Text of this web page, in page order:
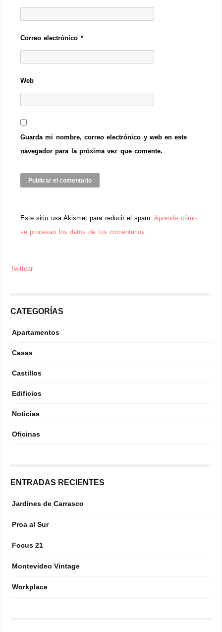
Correo electrónico *
Web
Guarda mi nombre, correo electrónico y web en este
navegador para la próxima vez que comente.
Este sitio usa Akismet para reducir el spam.Aprende cómo
se procesan los datos de tus comentarios.
Twittear
CATEGORÍAS
Apartamentos
Casas
Castillos
Edificios
Noticias
Oficinas
ENTRADAS RECIENTES
Jardines de Carrasco
Proa al Sur
Focus 21
Montevideo Vintage
Workplace